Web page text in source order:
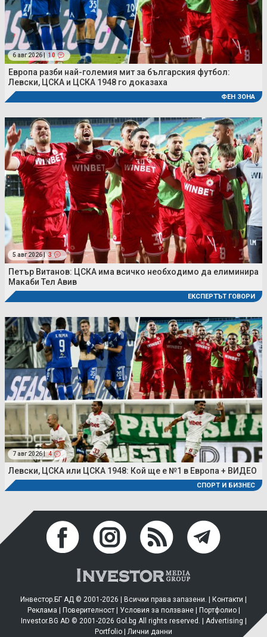
6 авг 2026 | 10
Европа разби най-големия мит за българския футбол:
Левски, ЦСКА и ЦСКА 1948 го доказаха
ФЕН ЗОНА
5 авг 2026 | 3
Петър Витанов: ЦСКА има всичко необходимо да елиминира
Макаби Тел Авив
ЕКСПЕРТЪТ ГОВОРИ
7 авг 2026 | 4
Левски, ЦСКА или ЦСКА 1948: Кой ще е №1 в Европа + ВИДЕО
СПОРТ И БИЗНЕС
Инвестор.БГ АД © 2001-2026 | Всички права запазени. | Контакти
Реклама
Поверителност| Условия за ползване| Портфолио|
Investor.BG AD © 2001-2026 Gol.bg All rights reserved. | Advertising
Portfolio
Лични данни